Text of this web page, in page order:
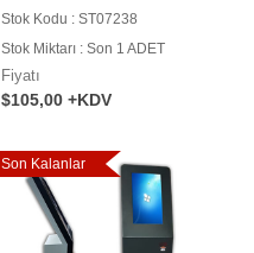
Stok Kodu : ST07238
Stok Miktarı : Son 1 ADET
Fiyatı
$105,00 +KDV
Son Kalanlar